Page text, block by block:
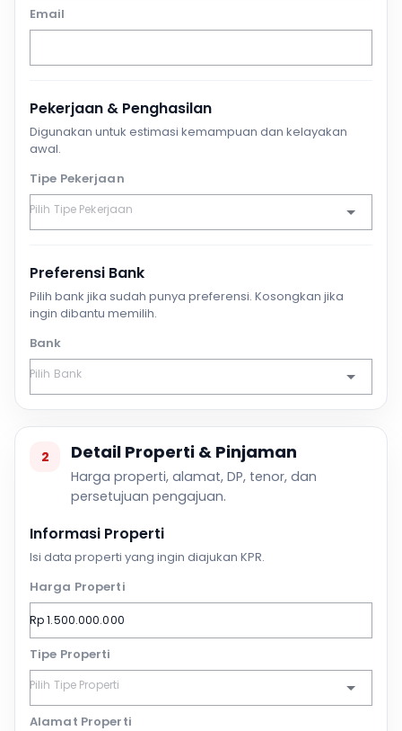
Email
Pekerjaan & Penghasilan
Digunakan untuk estimasi kemampuan dan kelayakan
awal.
Tipe Pekerjaan
Preferensi Bank
Pilih bank jika sudah punya preferensi. Kosongkan jika
ingin dibantu memilih.
Bank
2 Detail Properti & Pinjaman
Harga properti, alamat, DP, tenor, dan
persetujuan pengajuan.
Informasi Properti
Isi data properti yang ingin diajukan KPR.
Harga Properti
Tipe Properti
Alamat Properti